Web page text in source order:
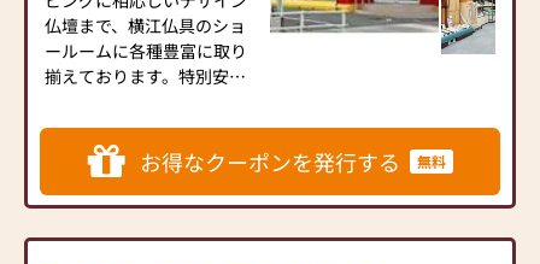
お宮 外祭 神徒壇 お
香・香道具 掛軸 表装
（軸額）
◆ご寺院様向けの業務◆
寺院仏具 寺院内陣施工
納骨檀施工
続・遺品整理のご相談
●ご来店予約(ページ内の
「来店予約ボタン」からお
●お電話(ご相談や商品のご
注文を承ります。お電話時
に「いい仏壇を見た」とお
伝えください)
どんな小さなことでもお気
軽にご相談ください。初め
ての方も安心してお越しい
ただけるよう、明るく落ち
えいたします。
しに寄り添う祈りの空間 ◆
現代の住まいに自然ととけ
仏壇まで、横江仏具のショ
ールームに各種豊富に取り
揃えております。特別安心
品をご提供いたします。
展示しておりますお仏壇以
外にも、一流メーカーのカ
お得なクーポンを発行する 無料